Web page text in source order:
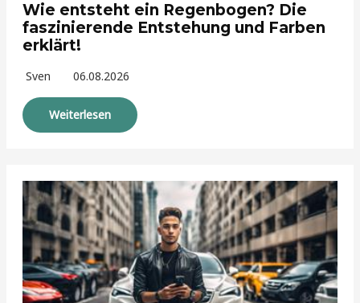
Wie entsteht ein Regenbogen? Die
faszinierende Entstehung und Farben
erklärt!
Sven 06.08.2026
Weiterlesen